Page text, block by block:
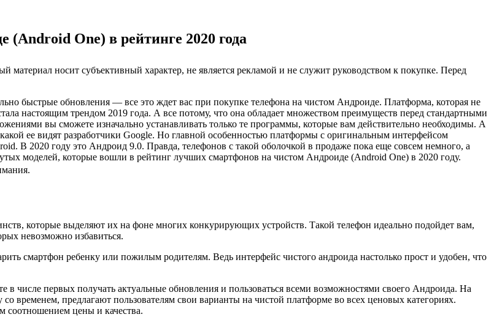
One) в рейтинге 2020 года
носит субъективный характер, не является рекламой и не служит руководством к покупке. Перед
быстрые обновления — все это ждет вас при покупке телефона на чистом Андроиде. Платформа, которая не
настоящим трендом 2019 года. А все потому, что она обладает множеством преимуществ перед стандартными
вы сможете изначально устанавливать только те программы, которые вам действительно необходимы. А
ее видят разработчики Google. Но главной особенностью платформы с оригинальным интерфейсом
В 2020 году это Андроид 9.0. Правда, телефонов с такой оболочкой в продаже пока еще совсем немного, а
моделей, которые вошли в рейтинг лучших смартфонов на чистом Андроиде (Android One) в 2020 году.
которые выделяют их на фоне многих конкурирующих устройств. Такой телефон идеально подойдет вам,
невозможно избавиться.
смартфон ребенку или пожилым родителям. Ведь интерфейс чистого андроида настолько прост и удобен, что
числе первых получать актуальные обновления и пользоваться всеми возможностями своего Андроида. На
временем, предлагают пользователям свои варианты на чистой платформе во всех ценовых категориях.
соотношением цены и качества.